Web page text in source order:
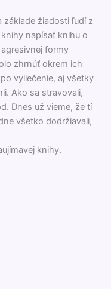
základe žiadosti ľudí z
napísať knihu o
formy
zhrnúť okrem ich
vyliečenie, aj všetky
Ako sa stravovali,
Dnes už vieme, že tí
všetko dodržiavali,
knihy.